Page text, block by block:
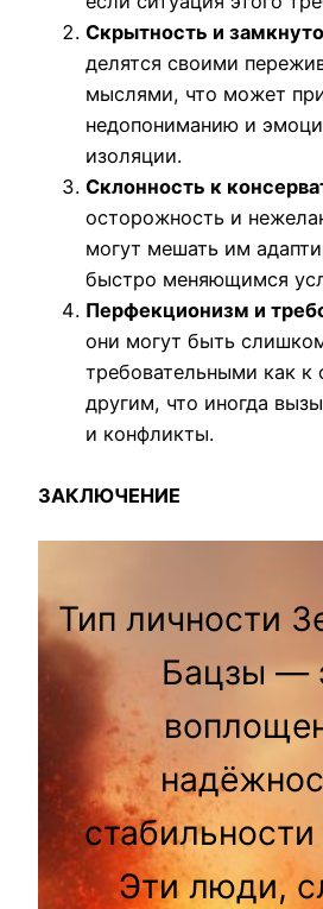
Скрытность и
делятся своими
мыслями, что может
недопониманию и
изоляции.
Склонность к
осторожность и
могут мешать им
быстро меняющимся
Перфекционизм и
они могут быть
требовательными как к
другим, что иногда
и конфликты.
ЗАКЛЮЧЕНИЕ
Тип личности
Бацзы —
Эти люди,